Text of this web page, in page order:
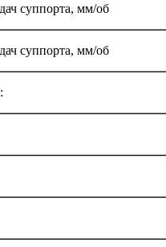
суппорта, мм/об
суппорта, мм/об